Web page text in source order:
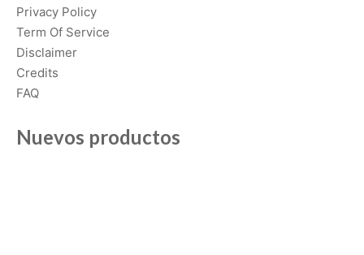
Privacy Policy
Term Of Service
Disclaimer
Credits
FAQ
Nuevos productos